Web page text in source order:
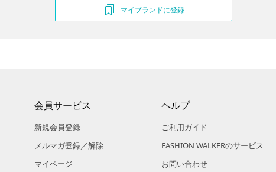
マイブランドに登録
会員サービス
新規会員登録
メルマガ登録／解除
マイページ
ヘルプ
ご利用ガイド
FASHION WALKERのサービス
お問い合わせ